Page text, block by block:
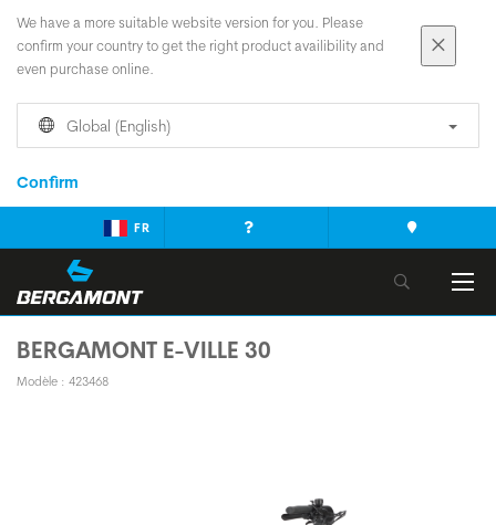
We have a more suitable website version for you. Please
confirm your country to get the right product availibility and
even purchase online.
Global (English)
Confirm
FR
BERGAMONT E-VILLE 30
Modèle : 423468